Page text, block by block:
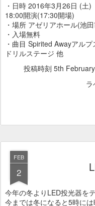
・日時 2016年3月26日 (土)
18:00開演(17:30開場)
・場所 アゼリアホール(池
・入場無料
・曲目 Spirited Awayアル
ドリルステージ 他
投稿時刻 5th
ラ
FEB
2
今年の冬よりLED投光器を
今までは冬になると5時に